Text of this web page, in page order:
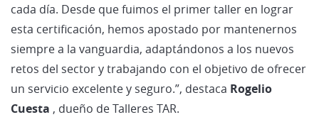
cada día. Desde que fuimos el primer taller en lograr
esta certificación, hemos apostado por mantenernos
siempre a la vanguardia, adaptándonos a los nuevos
retos del sector y trabajando con el objetivo de ofrecer
un servicio excelente y seguro.”, destaca Rogelio
Cuesta , dueño de Talleres TAR.